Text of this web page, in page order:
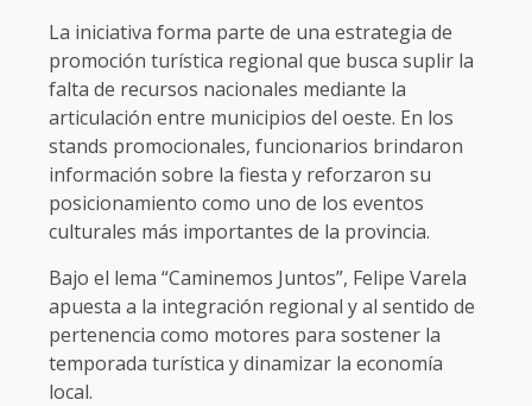
La iniciativa forma parte de una estrategia de
promoción turística regional que busca suplir la
falta de recursos nacionales mediante la
articulación entre municipios del oeste. En los
stands promocionales, funcionarios brindaron
información sobre la fiesta y reforzaron su
posicionamiento como uno de los eventos
culturales más importantes de la provincia.
Bajo el lema “Caminemos Juntos”, Felipe Varela
apuesta a la integración regional y al sentido de
pertenencia como motores para sostener la
temporada turística y dinamizar la economía
local.